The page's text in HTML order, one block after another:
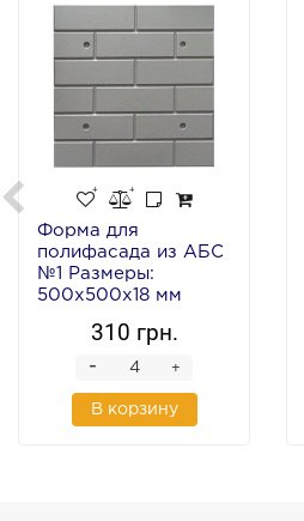
Форма для
полифасада из АБС
№1 Размеры:
500х500х18 мм
310 грн.
+
-
В корзину